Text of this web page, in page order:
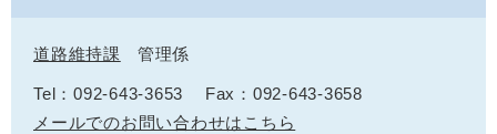
道路維持課 管理係
Tel：092-643-3653
Fax：092-643-3658
メールでのお問い合わせはこちら